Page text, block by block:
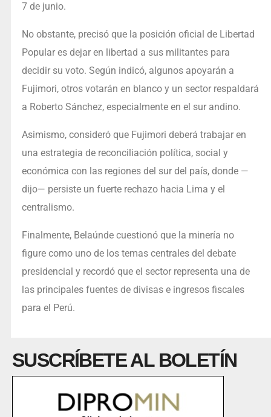
7 de junio.
No obstante, precisó que la posición oficial de Libertad
Popular es dejar en libertad a sus militantes para
decidir su voto. Según indicó, algunos apoyarán a
Fujimori, otros votarán en blanco y un sector respaldará
a Roberto Sánchez, especialmente en el sur andino.
Asimismo, consideró que Fujimori deberá trabajar en
una estrategia de reconciliación política, social y
económica con las regiones del sur del país, donde —
dijo— persiste un fuerte rechazo hacia Lima y el
centralismo.
Finalmente, Belaúnde cuestionó que la minería no
figure como uno de los temas centrales del debate
presidencial y recordó que el sector representa una de
las principales fuentes de divisas e ingresos fiscales
para el Perú.
SUSCRÍBETE AL BOLETÍN